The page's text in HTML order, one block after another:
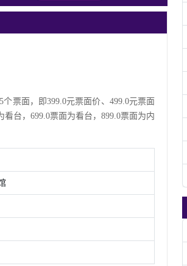
票面，即399.0元票面价、499.0元票面
台，699.0票面为看台，899.0票面为内